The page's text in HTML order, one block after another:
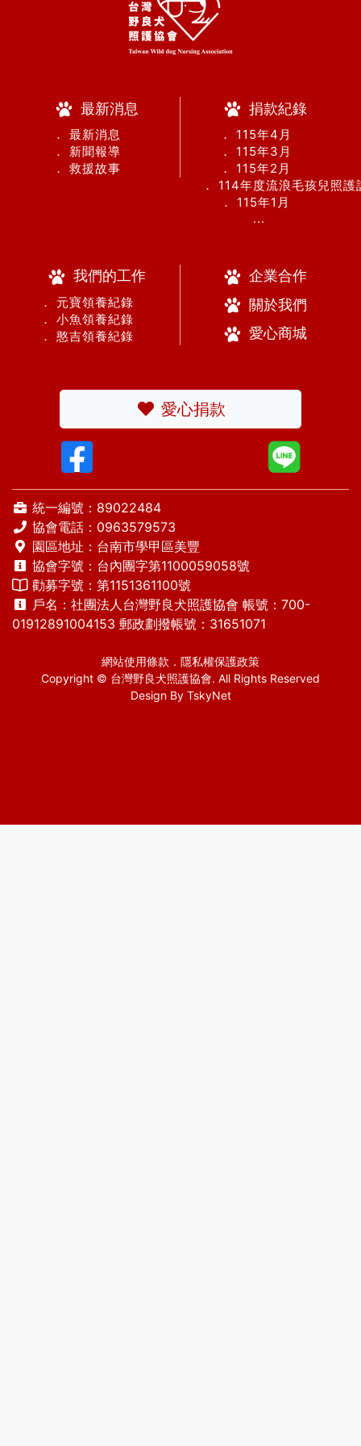
最新消息
． 最新消息
． 新聞報導
． 救援故事
捐款紀錄
． 115年4月
． 115年3月
． 115年2月
． 114年度流浪毛孩兒照
． 115年1月
...
我們的工作
． 元寶領養紀錄
． 小魚領養紀錄
． 憨吉領養紀錄
企業合作
關於我們
愛心商城
愛心捐款
統一編號：89022484
協會電話： 0963579573
園區地址：台南市學甲區美豐
協會字號：台內團字第1100059058號
勸募字號：第1151361100號
戶名：社團法人台灣野良犬照護協會 帳號：700-
01912891004153 郵政劃撥帳號：31651071
網站使用條款 ． 隱私權保護政策
Copyright © 台灣野良犬照護協會. All Rights Reserved
Design By TskyNet